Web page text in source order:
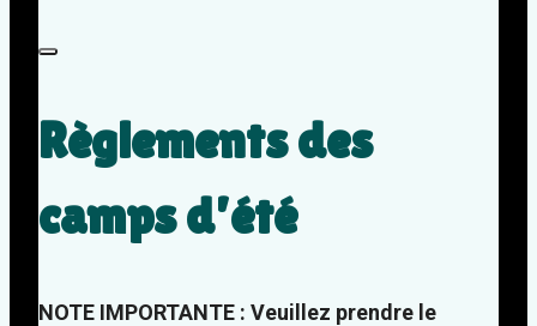
Règlements des
camps d’été
NOTE IMPORTANTE : Veuillez prendre le